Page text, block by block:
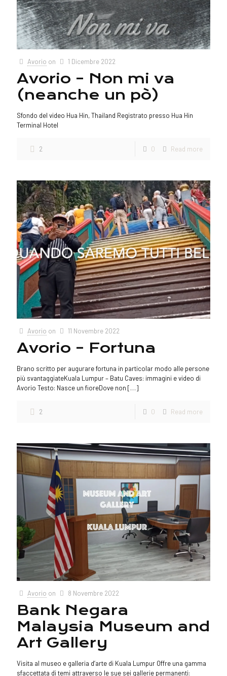
Avorio on 1 Dicembre 2022
Avorio – Non mi va
(neanche un pò)
Sfondo del video Hua Hin, Thailand Registrato presso Hua Hin
Terminal Hotel
2 0 Read more
Avorio on 11 Novembre 2022
Avorio – Fortuna
Brano scritto per augurare fortuna in particolar modo alle persone
più svantaggiateKuala Lumpur – Batu Caves: immagini e video di
Avorio Testo: Nasce un fioreDove non […]
2 0 Read more
Avorio on 8 Novembre 2022
Bank Negara
Malaysia Museum and
Art Gallery
Visita al museo e galleria d’arte di Kuala Lumpur Offre una gamma
sfaccettata di temi attraverso le sue sei gallerie permanenti: